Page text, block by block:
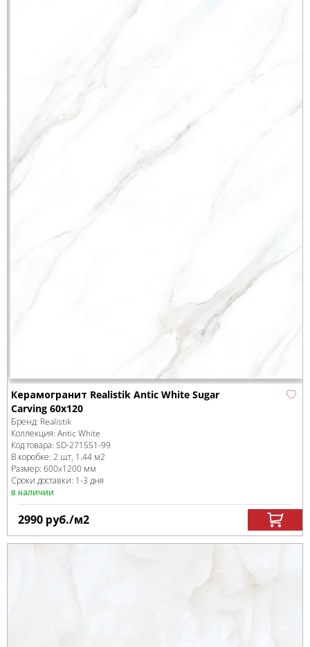
Керамогранит Realistik Antic White Sugar
Carving 60x120
Бренд: Realistik
Коллекция: Antic White
Код товара: SD-271551-99
В коробке: 2 шт, 1.44 м2
Размер: 600x1200 мм
Сроки доставки: 1-3 дня
в наличии
2990 руб./м2